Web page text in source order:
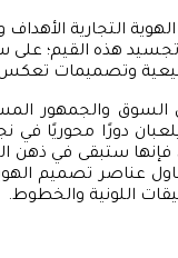
التجارية الأهداف
هذه القيم؛ على
وتصميمات
السوق والجمهور
دورًا محوريًا في
ستبقى في ذهن
عناصر تصميم
اللونية والخطوط.